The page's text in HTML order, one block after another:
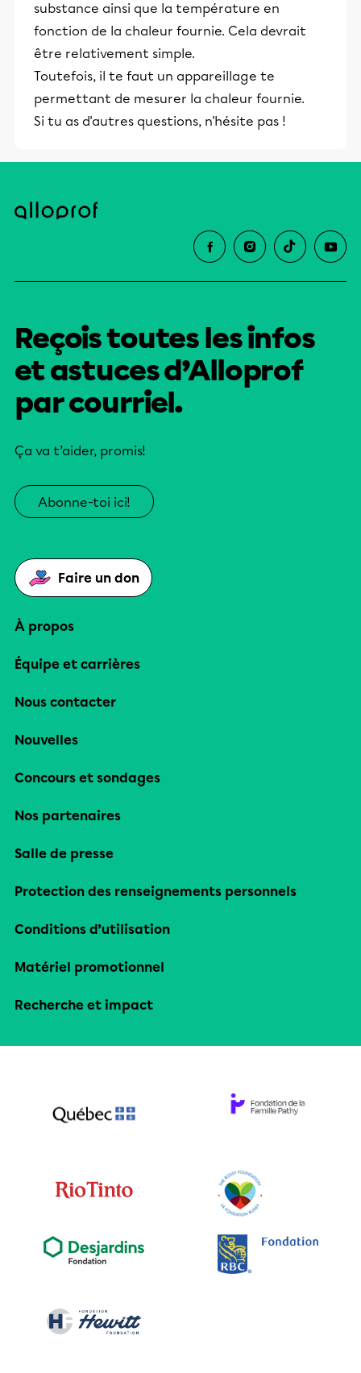
substance ainsi que la température en
fonction de la chaleur fournie. Cela devrait
être relativement simple.
Toutefois, il te faut un appareillage te
permettant de mesurer la chaleur fournie.
Si tu as d'autres questions, n'hésite pas !
Reçois toutes les infos
et astuces d’Alloprof
par courriel.
Ça va t’aider, promis!
Abonne-toi ici!
Faire un don
À propos
Équipe et carrières
Nous contacter
Nouvelles
Concours et sondages
Nos partenaires
Salle de presse
Protection des renseignements personnels
Conditions d’utilisation
Matériel promotionnel
Recherche et impact